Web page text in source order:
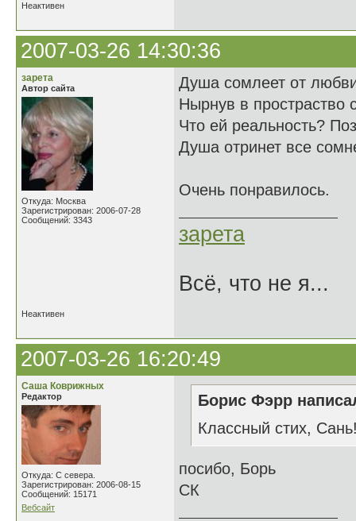
Неактивен
2007-03-26 14:30:36
зарета
Автор сайта
Откуда: Москва
Зарегистрирован: 2006-07-28
Сообщений: 3343
Душа сомлеет от
Нырнув в простраство
Что ей реальность?
Душа отринет все
Очень понравилось.
зарета
Всё, что не я...
Неактивен
2007-03-26 16:20:49
Саша Коврижных
Редактор
Откуда: С севера.
Зарегистрирован: 2006-08-15
Сообщений: 15171
Вебсайт
Борис Фэрр
Классный стих,
посибо, Борь
СК